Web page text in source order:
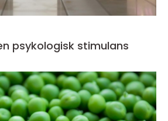
psykologisk stimulans